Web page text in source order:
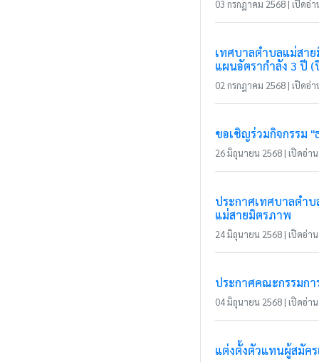
03 กรกฎาคม 2568 | เปิดอ่า
เทศบาลตำบลแม่สา
แผนอัตรากำลัง 3 ปี
02 กรกฎาคม 2568 | เปิดอ่า
ขอเชิญร่วมกิจกรรม
26 มิถุนายน 2568 | เปิดอ่า
ประกาศเทศบาลตำ
แม่สายมิตรภาพ
24 มิถุนายน 2568 | เปิดอ่า
ประกาศคณะกรรมกา
04 มิถุนายน 2568 | เปิดอ่า
แต่งตั้งตัวแทนผู้สมัค